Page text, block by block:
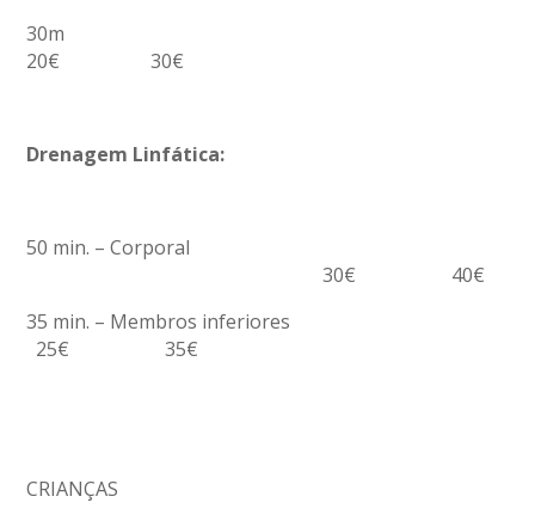
30m
20€ 30€
Drenagem Linfática:
50 min. – Corporal
30€ 40€
35 min. – Membros inferiores
25€ 35€
CRIANÇAS